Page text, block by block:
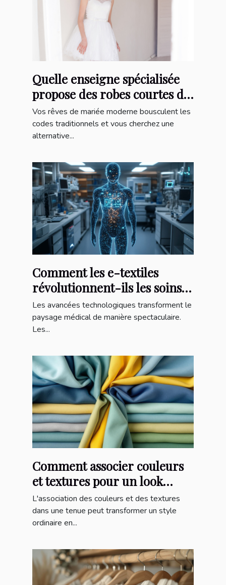
Quelle enseigne spécialisée
propose des robes courtes de
mariée ?
Vos rêves de mariée moderne bousculent les
codes traditionnels et vous cherchez une
alternative...
Comment les e-textiles
révolutionnent-ils les soins
de santé?
Les avancées technologiques transforment le
paysage médical de manière spectaculaire.
Les...
Comment associer couleurs
et textures pour un look
harmonieux ?
L'association des couleurs et des textures
dans une tenue peut transformer un style
ordinaire en...